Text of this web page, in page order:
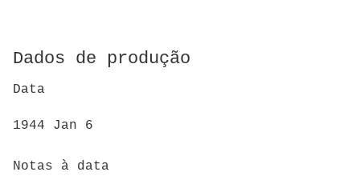
Dados de produção
Data
1944 Jan 6
Notas à data